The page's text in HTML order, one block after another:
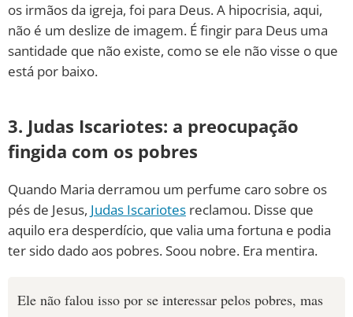
os irmãos da igreja, foi para Deus. A hipocrisia, aqui,
não é um deslize de imagem. É fingir para Deus uma
santidade que não existe, como se ele não visse o que
está por baixo.
3. Judas Iscariotes: a preocupação
fingida com os pobres
Quando Maria derramou um perfume caro sobre os
pés de Jesus, Judas Iscariotes reclamou. Disse que
aquilo era desperdício, que valia uma fortuna e podia
ter sido dado aos pobres. Soou nobre. Era mentira.
Ele não falou isso por se interessar pelos pobres, mas